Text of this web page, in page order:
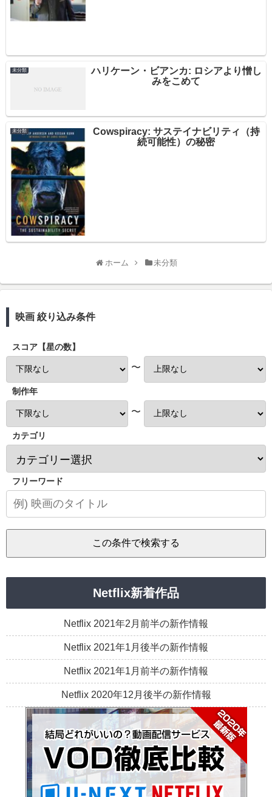
未分類
ハリケーン・ビアンカ: ロシアより憎し
みをこめて
未分類
Cowspiracy: サステイナビリティ（持
続可能性）の秘密
ホーム 未分類
映画 絞り込み条件
スコア【星の数】
〜
制作年
〜
カテゴリ
フリーワード
Netflix新着作品
Netflix 2021年2月前半の新作情報
Netflix 2021年1月後半の新作情報
Netflix 2021年1月前半の新作情報
Netflix 2020年12月後半の新作情報